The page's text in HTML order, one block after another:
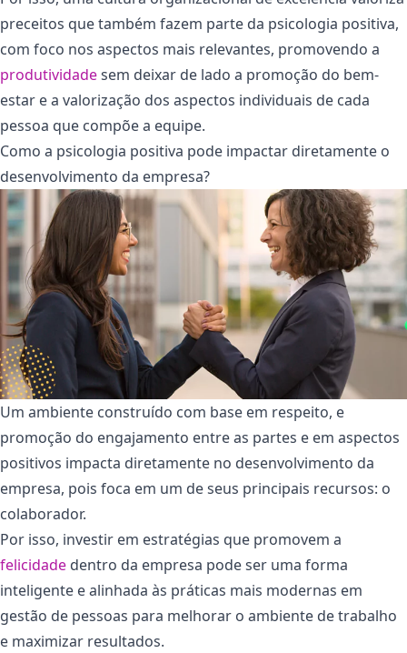
preceitos que também fazem parte da psicologia positiva,
com foco nos aspectos mais relevantes, promovendo a
produtividadesem deixar de lado a promoção do bem-
estar e a valorização dos aspectos individuais de cada
pessoa que compõe a equipe.
Como a psicologia positiva pode impactar diretamente o
desenvolvimento da empresa?
Um ambiente construído com base em respeito, e
promoção do engajamento entre as partes e em aspectos
positivos impacta diretamente no desenvolvimento da
empresa, pois foca em um de seus principais recursos: o
colaborador.
Por isso, investir em estratégias que promovem a
felicidade dentro da empresa pode ser uma forma
inteligente e alinhada às práticas mais modernas em
gestão de pessoas para melhorar o ambiente de trabalho
e maximizar resultados.